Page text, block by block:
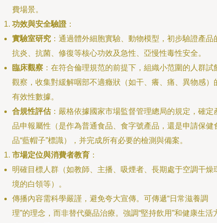
費場景。
功效與安全驗證：
實驗室研究 ：通過體外細胞實驗、動物模型，初步驗證產品
抗炎、抗菌、修復等核心功效及急性、亞慢性毒性安全。
臨床觀察 ：在符合倫理規范的前提下，組織小范圍的人群試
觀察，收集對緩解咽部不適癥狀（如干、癢、痛、異物感）
有效性數據。
合規性評估：嚴格依據國家市場監督管理總局的規定，確定
品申報屬性（是作為普通食品、食字號產品，還是申請保健
品“藍帽子”標識），并完成所有必要的檢測與備案。
市場定位與消費者教育 ：
明確目標人群（如教師、主播、吸煙者、長期處于空調干燥
境的白領等）。
傳播內容需科學嚴謹，避免夸大宣傳。可傳遞“日常滋養調
理”的理念，而非替代藥品治療。強調“堅持飲用”和健康生活